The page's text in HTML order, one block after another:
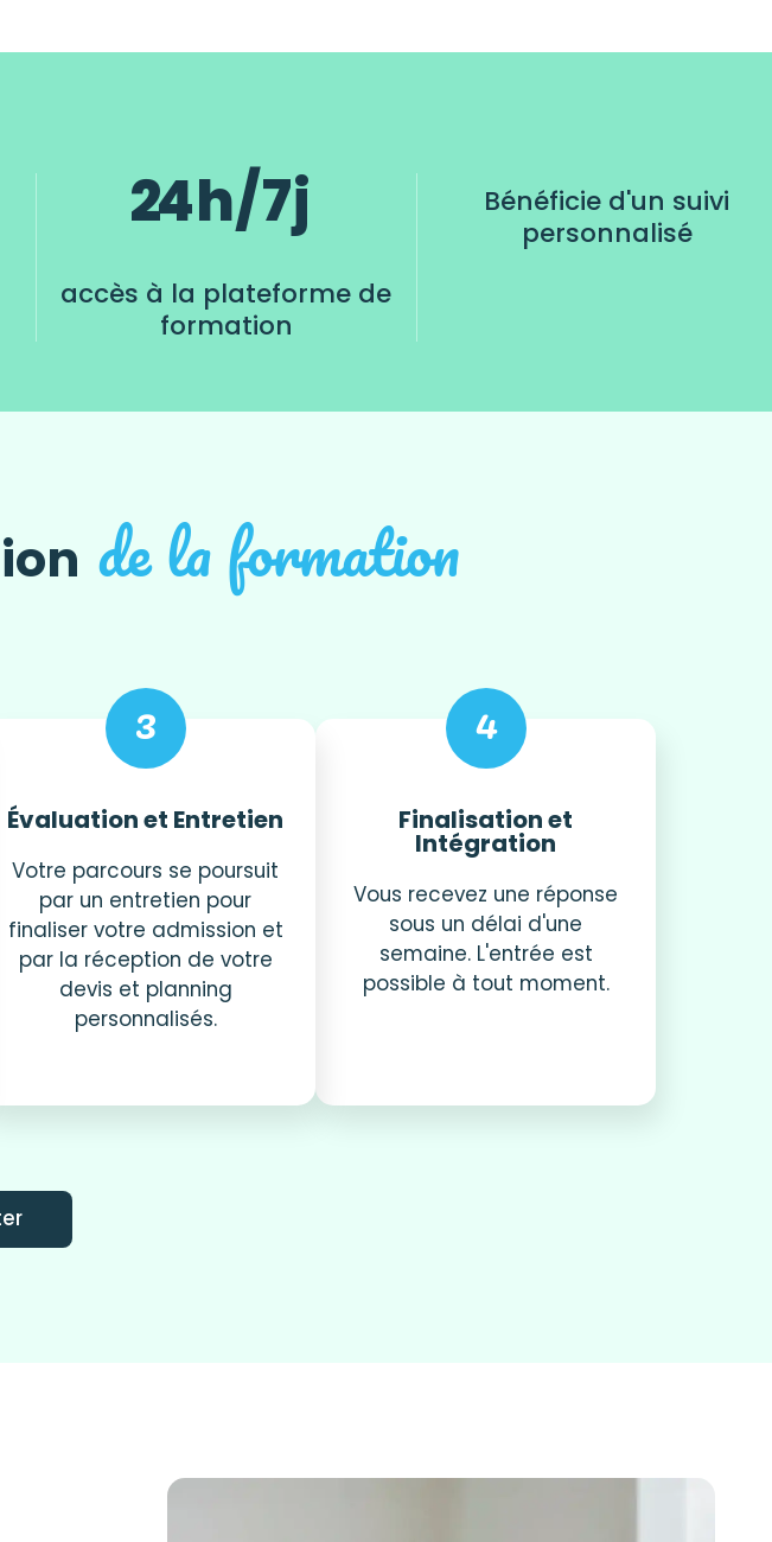
24 h / 7 j
accès à la plateforme de
formation
Bénéficie d'un suivi
personnalisé
de la formation
3
Évaluation et Entretien
Votre parcours se poursuit
par un entretien pour
finaliser votre admission et
par la réception de votre
devis et planning
personnalisés.
4
Finalisation et
Intégration
Vous recevez une réponse
sous un délai d'une
semaine. L'entrée est
possible à tout moment.